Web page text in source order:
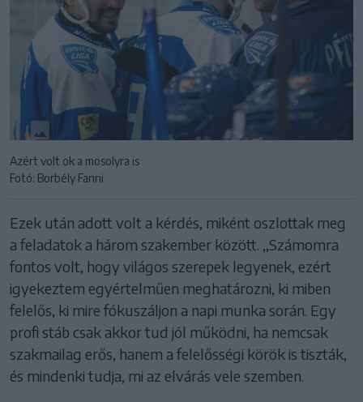
Azért volt ok a mosolyra is
Fotó: Borbély Fanni
Ezek után adott volt a kérdés, miként oszlottak meg
a feladatok a három szakember között. ,,Számomra
fontos volt, hogy világos szerepek legyenek, ezért
igyekeztem egyértelműen meghatározni, ki miben
felelős, ki mire fókuszáljon a napi munka során. Egy
profi stáb csak akkor tud jól működni, ha nemcsak
szakmailag erős, hanem a felelősségi körök is tiszták,
és mindenki tudja, mi az elvárás vele szemben.